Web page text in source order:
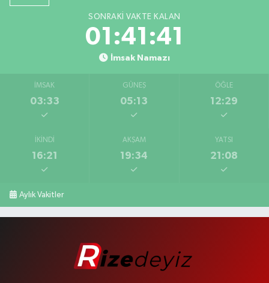
SONRAKI VAKTE KALAN
01:41:40
İmsak Namazı
İMSAK
03:33
GÜNEŞ
05:13
ÖĞLE
12:29
İKINDI
16:21
AKŞAM
19:34
YATSI
21:08
Aylık Vakitler